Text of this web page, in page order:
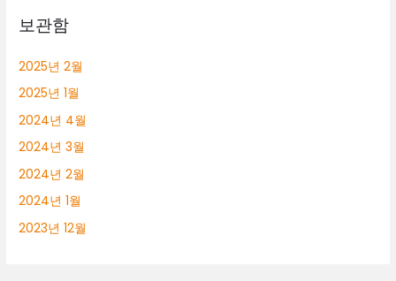
보관함
2025년 2월
2025년 1월
2024년 4월
2024년 3월
2024년 2월
2024년 1월
2023년 12월